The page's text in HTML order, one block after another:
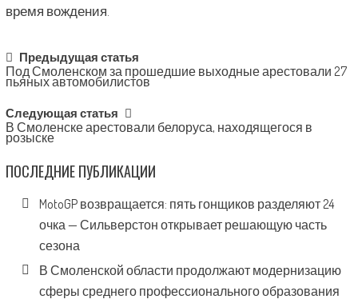
время вождения.
Post
navigation
Предыдущая статья
Под Смоленском за прошедшие выходные арестовали 27
пьяных автомобилистов
Следующая статья
В Смоленске арестовали белоруса, находящегося в
розыске
ПОСЛЕДНИЕ ПУБЛИКАЦИИ
MotoGP возвращается: пять гонщиков разделяют 24
очка — Сильверстон открывает решающую часть
сезона
В Смоленской области продолжают модернизацию
сферы среднего профессионального образования